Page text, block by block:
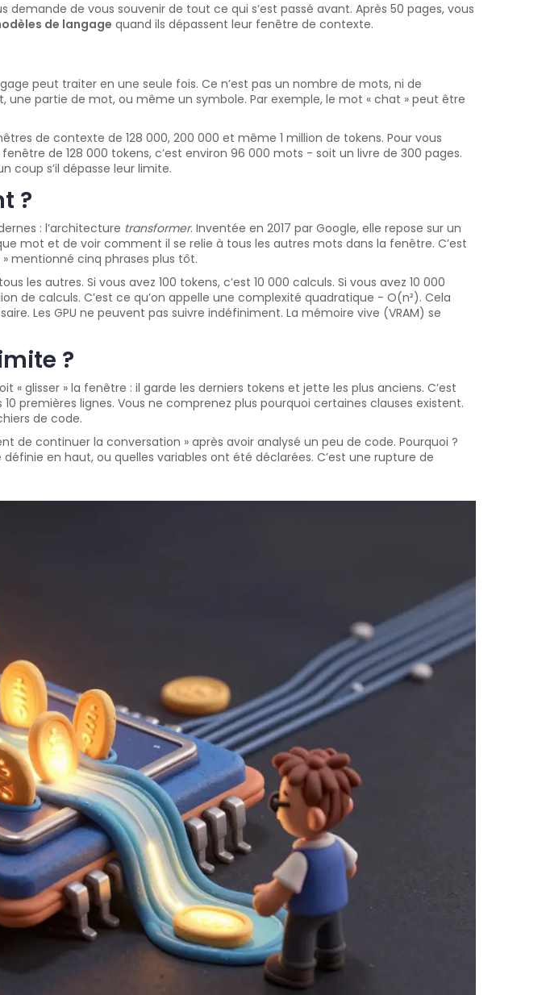
de vous souvenir de tout ce qui s’est passé avant. Après 50 pages, vous
de langage quand ils dépassent leur fenêtre de contexte.
peut traiter en une seule fois. Ce n’est pas un nombre de mots, ni de
une partie de mot, ou même un symbole. Par exemple, le mot « chat » peut être
de contexte de 128 000, 200 000 et même 1 million de tokens. Pour vous
de 128 000 tokens, c’est environ 96 000 mots - soit un livre de 300 pages.
coup s’il dépasse leur limite.
?
: l’architecture transformer. Inventée en 2017 par Google, elle repose sur un
mot et de voir comment il se relie à tous les autres mots dans la fenêtre. C’est
mentionné cinq phrases plus tôt.
autres. Si vous avez 100 tokens, c’est 10 000 calculs. Si vous avez 10 000
de calculs. C’est ce qu’on appelle une complexité quadratique - O(n²). Cela
Les GPU ne peuvent pas suivre indéfiniment. La mémoire vive (VRAM) se
?
glisser » la fenêtre : il garde les derniers tokens et jette les plus anciens. C’est
premières lignes. Vous ne comprenez plus pourquoi certaines clauses existent.
de code.
de continuer la conversation » après avoir analysé un peu de code. Pourquoi ?
en haut, ou quelles variables ont été déclarées. C’est une rupture de